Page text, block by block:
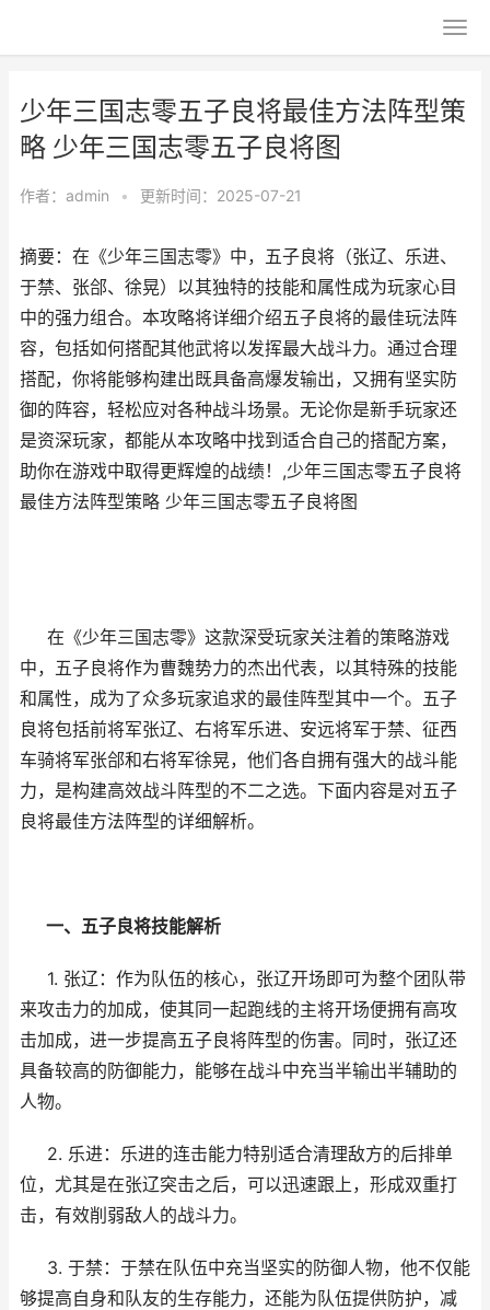
少年三国志零五子良将最佳方法阵型策
略 少年三国志零五子良将图
作者： admin • 更新时间：2025-07-21
摘要：在《少年三国志零》中，五子良将（张辽、乐进、
于禁、张郃、徐晃）以其独特的技能和属性成为玩家心目
中的强力组合。本攻略将详细介绍五子良将的最佳玩法阵
容，包括如何搭配其他武将以发挥最大战斗力。通过合理
搭配，你将能够构建出既具备高爆发输出，又拥有坚实防
御的阵容，轻松应对各种战斗场景。无论你是新手玩家还
是资深玩家，都能从本攻略中找到适合自己的搭配方案，
助你在游戏中取得更辉煌的战绩！,少年三国志零五子良将
最佳方法阵型策略 少年三国志零五子良将图
在《少年三国志零》这款深受玩家关注着的策略游戏
中，五子良将作为曹魏势力的杰出代表，以其特殊的技能
和属性，成为了众多玩家追求的最佳阵型其中一个。五子
良将包括前将军张辽、右将军乐进、安远将军于禁、征西
车骑将军张郃和右将军徐晃，他们各自拥有强大的战斗能
力，是构建高效战斗阵型的不二之选。下面内容是对五子
良将最佳方法阵型的详细解析。
一、五子良将技能解析
1. 张辽：作为队伍的核心，张辽开场即可为整个团队带
来攻击力的加成，使其同一起跑线的主将开场便拥有高攻
击加成，进一步提高五子良将阵型的伤害。同时，张辽还
具备较高的防御能力，能够在战斗中充当半输出半辅助的
人物。
2. 乐进：乐进的连击能力特别适合清理敌方的后排单
位，尤其是在张辽突击之后，可以迅速跟上，形成双重打
击，有效削弱敌人的战斗力。
3. 于禁：于禁在队伍中充当坚实的防御人物，他不仅能
够提高自身和队友的生存能力，还能为队伍提供防护，减